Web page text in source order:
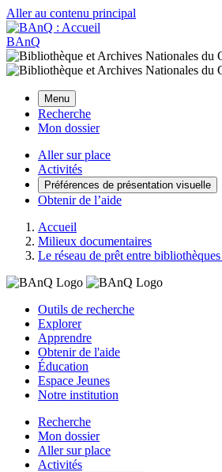
Aller au contenu principal
BAnQ
Menu
Recherche
Mon dossier
Aller sur place
Activités
Préférences de présentation visuelle
Obtenir de l’aide
Accueil
Milieux documentaires
Le réseau de prêt entre
Outils de recherche
Explorer
Apprendre
Obtenir de l'aide
Éducation
Espace Jeunes
Notre institution
Recherche
Mon dossier
Aller sur place
Activités